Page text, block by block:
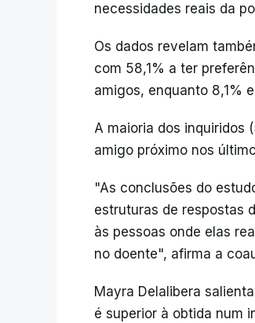
necessidades reais da
Os dados revelam
com 58,1% a ter
amigos, enquanto 8,1%
A maioria dos inquiridos
amigo próximo nos
"As conclusões do
estruturas de respostas
às pessoas onde elas
no doente", afirma a
Mayra Delalibera
é superior à obtida num